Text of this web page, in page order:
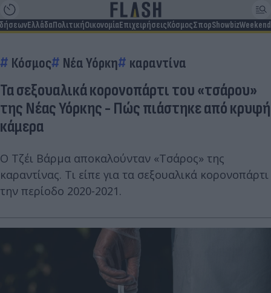
ΕλλάδαΠολιτικήΟικονομίαΕπιχειρήσειςΚόσμοςΣπορShowbizWeekend
Κόσμος Νέα Υόρκη καραντίνα
Τα σεξουαλικά κορονοπάρτι του «τσάρου»
της Νέας Υόρκης - Πώς πιάστηκε από κρυφή
κάμερα
Ο Τζέι Βάρμα αποκαλούνταν «Τσάρος» της
καραντίνας. Τι είπε για τα σεξουαλικά κορονοπάρτι
την περίοδο 2020-2021.